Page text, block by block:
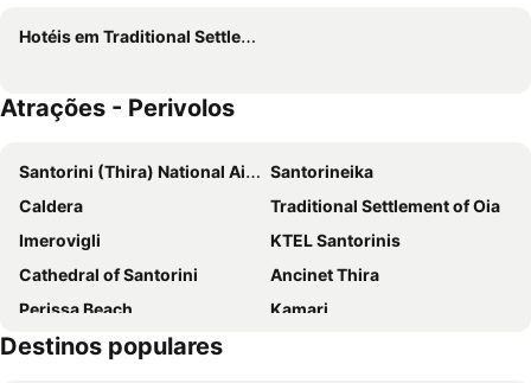
Anamar Santorini
Utopia Suites Santorini
Aressana Spa Hotel and Suites
Phaos Santorini Suites
Hotel Marybill
Caldera View Resort
Astro Palace Hotel & Suites
Atlantis Beach Villa
Blue Sea Hotel
The Majestic Hotel
Corrado Caldera Apartments
Ira Hotel & Spa
Beach Boutique Hotel
Hotéis em Traditional Settlement of Thira
Atrações - Perivolos
Santorini (Thira) National Airport
Santorineika
Caldera
Traditional Settlement of Oia
Imerovigli
KTEL Santorinis
Cathedral of Santorini
Ancinet Thira
Perissa Beach
Kamari
Old Port
Destinos populares